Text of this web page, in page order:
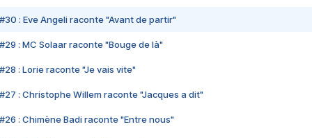
#30 : Eve Angeli raconte "Avant de partir"
#29 : MC Solaar raconte "Bouge de là"
#28 : Lorie raconte "Je vais vite"
#27 : Christophe Willem raconte "Jacques a dit"
#26 : Chimène Badi raconte "Entre nous"